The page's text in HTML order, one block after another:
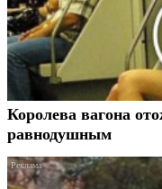
Королева вагона
равнодушным